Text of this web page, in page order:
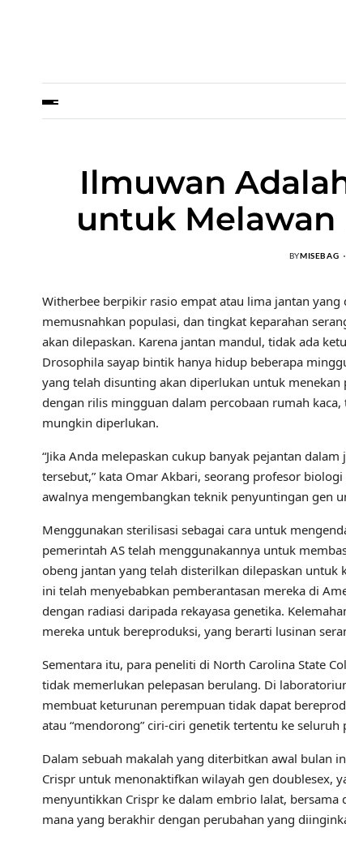
Ilmuwan
untuk Melawan
BYMISEBAG
Witherbee berpikir rasio empat atau lima jantan
memusnahkan populasi, dan tingkat keparahan
akan dilepaskan. Karena jantan mandul, tidak ada
Drosophila sayap bintik hanya hidup beberapa
yang telah disunting akan diperlukan untuk
dengan rilis mingguan dalam percobaan rumah
mungkin diperlukan.
“Jika Anda melepaskan cukup banyak pejantan
tersebut,” kata Omar Akbari, seorang profesor
awalnya mengembangkan teknik penyuntingan gen
Menggunakan sterilisasi sebagai cara untuk
pemerintah AS telah menggunakannya untuk
obeng jantan yang telah disterilkan dilepaskan
ini telah menyebabkan pemberantasan mereka di
dengan radiasi daripada rekayasa genetika.
mereka untuk bereproduksi, yang berarti lusinan
Sementara itu, para peneliti di North Carolina State
tidak memerlukan pelepasan berulang. Di
membuat keturunan perempuan tidak dapat
atau “mendorong” ciri-ciri genetik tertentu ke
Dalam sebuah makalah yang diterbitkan awal bulan
Crispr untuk menonaktifkan wilayah gen doublesex,
menyuntikkan Crispr ke dalam embrio lalat,
mana yang berakhir dengan perubahan yang